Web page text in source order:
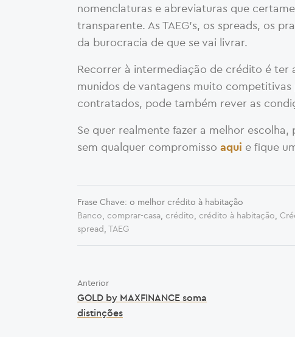
nomenclaturas e abreviaturas que
transparente. As TAEG’s, os spreads, os
da burocracia de que se vai livrar.
Recorrer à intermediação de crédito é ter
munidos de vantagens muito
contratados, pode também rever as
Se quer realmente fazer a melhor
sem qualquer compromisso aqui e fique
Frase Chave: o melhor crédito à habitação
Banco, comprar-casa, crédito, crédito à habitação,
spread, TAEG
Anterior
GOLD by MAXFINANCE soma
distinções